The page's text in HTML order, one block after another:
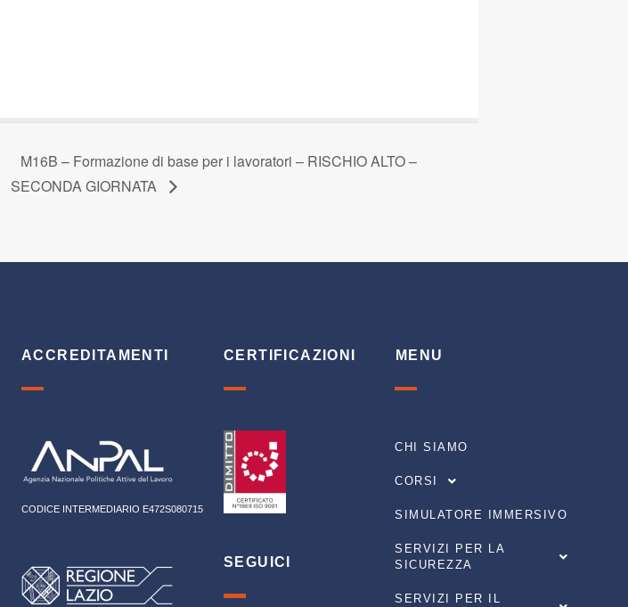
M16B – Formazione di base per i lavoratori – RISCHIO ALTO –
SECONDA GIORNATA
ACCREDITAMENTI
CODICE INTERMEDIARIO E472S080715
CERTIFICAZIONI
SEGUICI
MENU
CHI SIAMO
CORSI
SIMULATORE IMMERSIVO
SERVIZI PER LA
SICUREZZA
SERVIZI PER IL